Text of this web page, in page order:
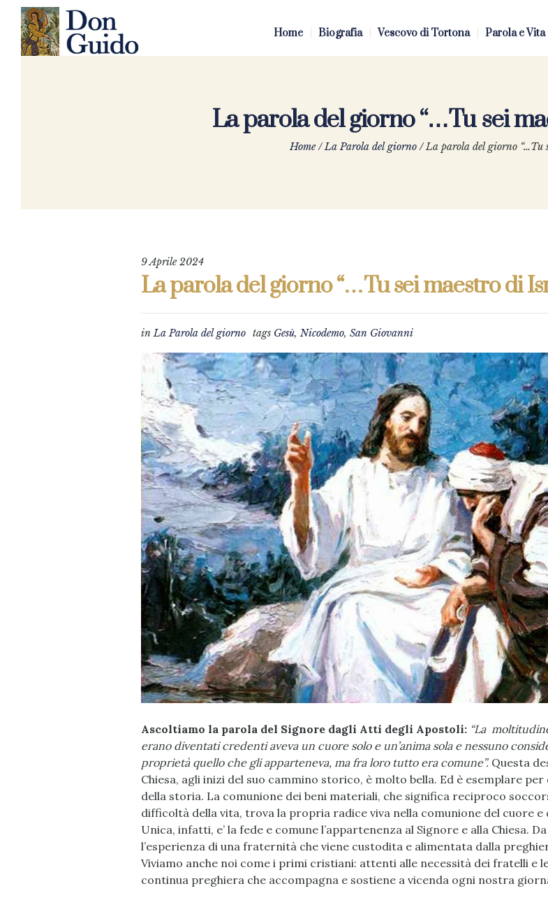
Home Biografia Vescovo di Tortona Parola e Vita
La parola del giorno “…Tu sei
Home /La Parola del giorno /La parola del giorno “…Tu
9 Aprile 2024
La parola del giorno “…Tu sei maestro di
inLa Parola del giorno tags Gesù, Nicodemo, San Giovanni
Ascoltiamo la parola del Signore dagli Atti degli Apostoli: “La
erano diventati credenti aveva un cuore solo e un’anima sola e nessuno
proprietà quello che gli apparteneva, ma fra loro tutto era comune”.Questa
Chiesa, agli inizi del suo cammino storico, è molto bella. Ed è esemplare
della storia. La comunione dei beni materiali, che significa reciproco
difficoltà della vita, trova la propria radice viva nella comunione del cuore e
Unica, infatti, e’ la fede e comune l’appartenenza al Signore e alla Chiesa.
l’esperienza di una fraternità che viene custodita e alimentata dalla
Viviamo anche noi come i primi cristiani: attenti alle necessità dei fratelli e
continua preghiera che accompagna e sostiene a vicenda ogni nostra